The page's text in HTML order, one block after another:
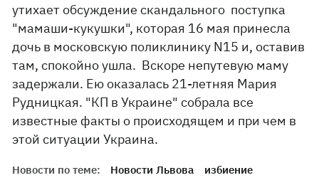
утихает обсуждение скандального поступка
"мамаши-кукушки", которая 16 мая принесла
дочь в московскую поликлинику N15 и, оставив
там, спокойно ушла. Вскоре непутевую маму
задержали. Ею оказалась 21-летняя Мария
Рудницкая. "КП в Украине" собрала все
известные факты о происходящем и при чем в
этой ситуации Украина.
Новости по теме: Новости Львова избиение